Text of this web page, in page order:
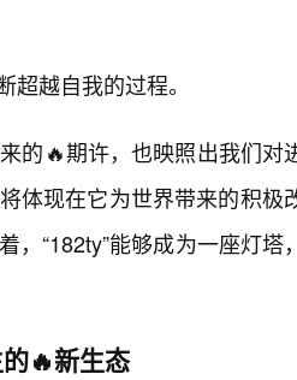
越自我的过程。
的🔥期许，也映照出我们对
体现在它为世界带来的积极
“182ty”能够成为一座灯塔
🔥新生态